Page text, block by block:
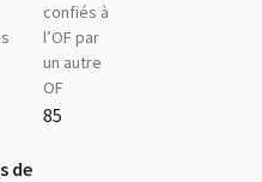
confiés à
l’OF par
un autre
OF
85
de